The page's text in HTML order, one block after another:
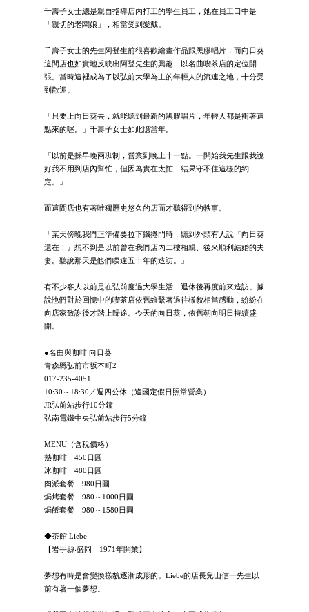
千壽子女士總是親自指導店內打工的學生員工，她在員工口中是
「親切的老闆娘」，相當受到愛戴。
千壽子女士的先生阿登生前很喜歡繪畫作品跟黑膠唱片，而向日葵
這間店也如實地反映出阿登先生的興趣，以名曲喫茶店的定位開
張。當時這裡成為了以弘前大學為主的年輕人的流連之地，十分受
到歡迎。
「只要上向日葵去，就能聽到最新的黑膠唱片，年輕人都是衝著這
點來的喔。」千壽子女士如此憶當年。
「以前是採早晚兩班制，營業到晚上十一點。一開始我先生跟我說
好我不用到店內幫忙，但因為實在太忙，結果守不住這樣的約
定。」
而這間店也有著唯獨歷史悠久的店面才聽得到的軼事。
「某天傍晚我們正準備要拉下鐵捲門時，聽到外頭有人說『向日葵
還在！』想不到是以前曾在我們店內二樓相親、後來順利結婚的夫
妻。聽說那天是他們睽違五十年的造訪。」
有不少客人以前是在弘前度過大學生活，退休後再度前來造訪。據
說他們對於回憶中的喫茶店依舊維繫著過往樣貌相當感動，紛紛在
向店家致謝後才踏上歸途。今天的向日葵，依舊朝向明日持續盛
開。
●名曲與咖啡 向日葵
青森縣弘前市坂本町2
017-235-4051
10:30～18:30／週四公休（逢國定假日照常營業）
JR弘前站步行10分鐘
弘南電鐵中央弘前站步行5分鐘
MENU（含稅價格）
熱咖啡 450日圓
冰咖啡 480日圓
肉派套餐 980日圓
焗烤套餐 980～1000日圓
焗飯套餐 980～1580日圓
◆茶館 Liebe
【岩手縣‧盛岡 1971年開業】
夢想有時是會變換樣貌逐漸成形的。Liebe的店長兒山信一先生以
前有著一個夢想。